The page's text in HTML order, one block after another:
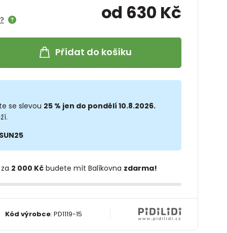
od 630 Kč
Přidat do košíku
se slevou 25 % jen do pondělí 10.8.2026.
SUN25
2 000 Kčbudete mít Balíkovna zdarma!
Kód výrobce: PD1119-15